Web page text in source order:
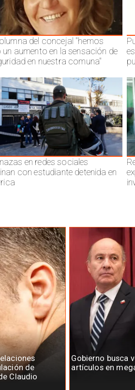
del concejal "hemos
un aumento en la sensación de
en nuestra comuna"
en redes sociales
con estudiante detenida en
de
Claudio
Gobierno busca
artículos en